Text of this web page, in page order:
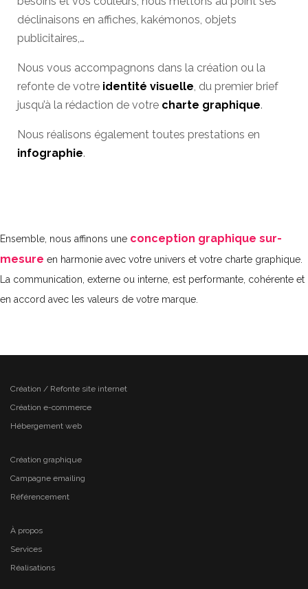
déclinaisons en affiches, kakémonos, objets
publicitaires,…
Nous vous accompagnons dans la création ou la
refonte de votre identité visuelle, du premier brief
jusqu’à la rédaction de votre charte graphique.
Nous réalisons également toutes prestations en
infographie.
Ensemble, nous affinons une conception graphique sur-
mesure en harmonie avec votre univers et votre charte graphique.
La communication, externe ou interne, est performante, cohérente et
en accord avec les valeurs de votre marque.
Création / Refonte site internet
Création e-commerce
Hébergement web
Création graphique
Campagne emailing
Référencement
À propos
Services
Réalisations